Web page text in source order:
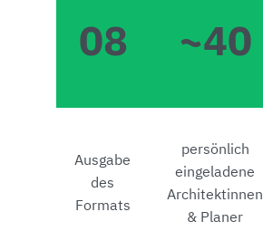
08 ~40
Ausgabe
des
Formats
persönlich
eingeladene
Architektinnen
& Planer